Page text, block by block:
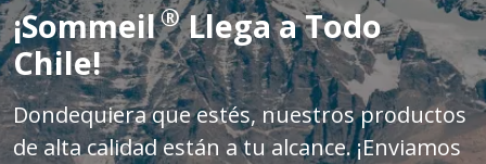
¡Sommeil®Llega a Todo
Chile!
Dondequiera que estés, nuestros productos
de alta calidad están a tu alcance. ¡Enviamos